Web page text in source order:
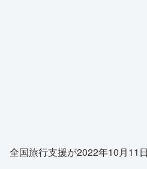
全国旅行支援が2022年10月11